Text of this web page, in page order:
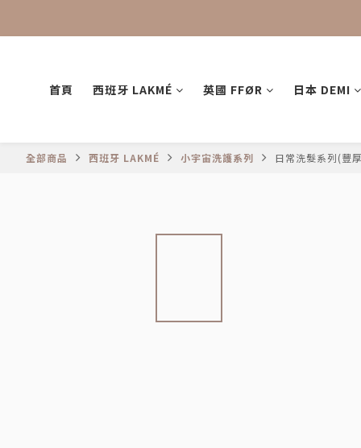
首頁 西班牙 LAKMÉ 英國 FFØR 日本 DEMI
全部商品 西班牙 LAKMÉ 小宇宙洗護系列 日常洗髮系列(豐